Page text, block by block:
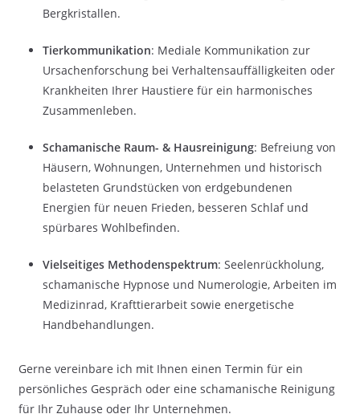
Bergkristallen.
Tierkommunikation: Mediale Kommunikation zur
Ursachenforschung bei Verhaltensauffälligkeiten oder
Krankheiten Ihrer Haustiere für ein harmonisches
Zusammenleben.
Schamanische Raum- & Hausreinigung: Befreiung von
Häusern, Wohnungen, Unternehmen und historisch
belasteten Grundstücken von erdgebundenen
Energien für neuen Frieden, besseren Schlaf und
spürbares Wohlbefinden.
Vielseitiges Methodenspektrum: Seelenrückholung,
schamanische Hypnose und Numerologie, Arbeiten im
Medizinrad, Krafttierarbeit sowie energetische
Handbehandlungen.
Gerne vereinbare ich mit Ihnen einen Termin für ein
persönliches Gespräch oder eine schamanische Reinigung
für Ihr Zuhause oder Ihr Unternehmen.